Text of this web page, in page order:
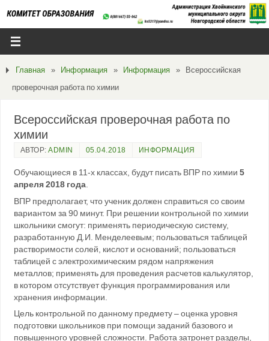
Главная » Информация » Информация »
Всероссийская
проверочная работа по химии
Всероссийская проверочная работа по
химии
АВТОР:ADMIN 05.04.2018 ИНФОРМАЦИЯ
Обучающиеся в 11-х классах, будут писать ВПР по химии 5
апреля 2018 года.
ВПР предполагает, что ученик должен справиться со своим
вариантом за 90 минут. При решении контрольной по химии
школьники смогут: применять периодическую систему,
разработанную Д.И. Менделеевым; пользоваться таблицей
растворимости солей, кислот и оснований; пользоваться
таблицей с электрохимическим рядом напряжения
металлов; применять для проведения расчетов калькулятор,
в котором отсутствует функция программирования или
хранения информации.
Цель контрольной по данному предмету – оценка уровня
подготовки школьников при помощи заданий базового и
повышенного уровней сложности. Работа затронет разделы,